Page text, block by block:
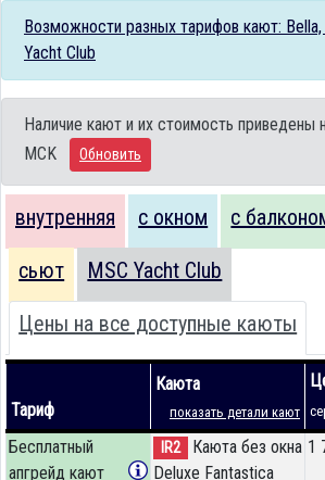
Возможности разных тарифов кают: Bella,
Yacht Club
Наличие кают и их стоимость приведены
MCK
Обновить
внутренняя с окном с
сьют MSC Yacht Club
Цены на все доступные каюты
Тариф
Каюта
показать детали кают
Бесплатный
апгрейд кают
IR2
Каюта без окна
Deluxe Fantastica
1